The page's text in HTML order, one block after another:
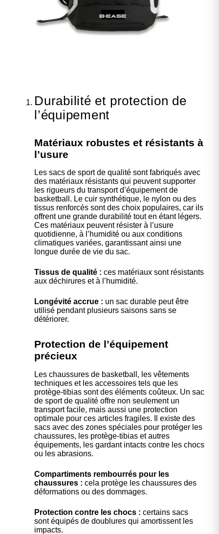
Durabilité et protection de
l’équipement
Matériaux robustes et résistants à
l’usure
Les sacs de sport de qualité sont fabriqués avec
des matériaux résistants qui peuvent supporter
les rigueurs du transport d’équipement de
basketball. Le cuir synthétique, le nylon ou des
tissus renforcés sont des choix populaires, car ils
offrent une grande durabilité tout en étant légers.
Ces matériaux peuvent résister à l’usure
quotidienne, à l’humidité ou aux conditions
climatiques variées, garantissant ainsi une
longue durée de vie du sac.
Tissus de qualité : ces matériaux sont résistants
aux déchirures et à l’humidité.
Longévité accrue : un sac durable peut être
utilisé pendant plusieurs saisons sans se
détériorer.
Protection de l’équipement
précieux
Les chaussures de basketball, les vêtements
techniques et les accessoires tels que les
protège-tibias sont des éléments coûteux. Un sac
de sport de qualité offre non seulement un
transport facile, mais aussi une protection
optimale pour ces articles fragiles. Il existe des
sacs avec des zones spéciales pour protéger les
chaussures, les protège-tibias et autres
équipements, les gardant intacts contre les chocs
ou les abrasions.
Compartiments rembourrés pour les
chaussures : cela protège les chaussures des
déformations ou des dommages.
Protection contre les chocs : certains sacs
sont équipés de doublures qui amortissent les
impacts.